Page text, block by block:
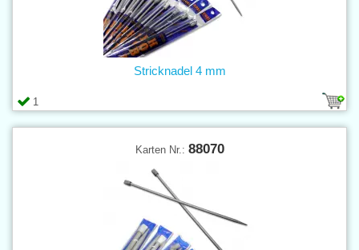
1
Stricknadel 4 mm
Karten Nr.: 88070